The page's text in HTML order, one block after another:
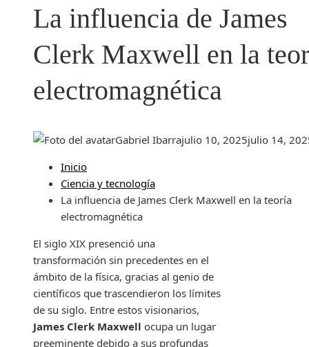
La influencia de James
Clerk Maxwell en la
electromagnética
Gabriel Ibarrajulio 10, 2025julio 14,
Inicio
Ciencia y tecnología
La influencia de James Clerk Maxwell en la teoría
electromagnética
El siglo XIX presenció una
transformación sin precedentes en el
ámbito de la física, gracias al genio de
científicos que trascendieron los límites
de su siglo. Entre estos visionarios,
James Clerk Maxwell ocupa un lugar
preeminente debido a sus profundas